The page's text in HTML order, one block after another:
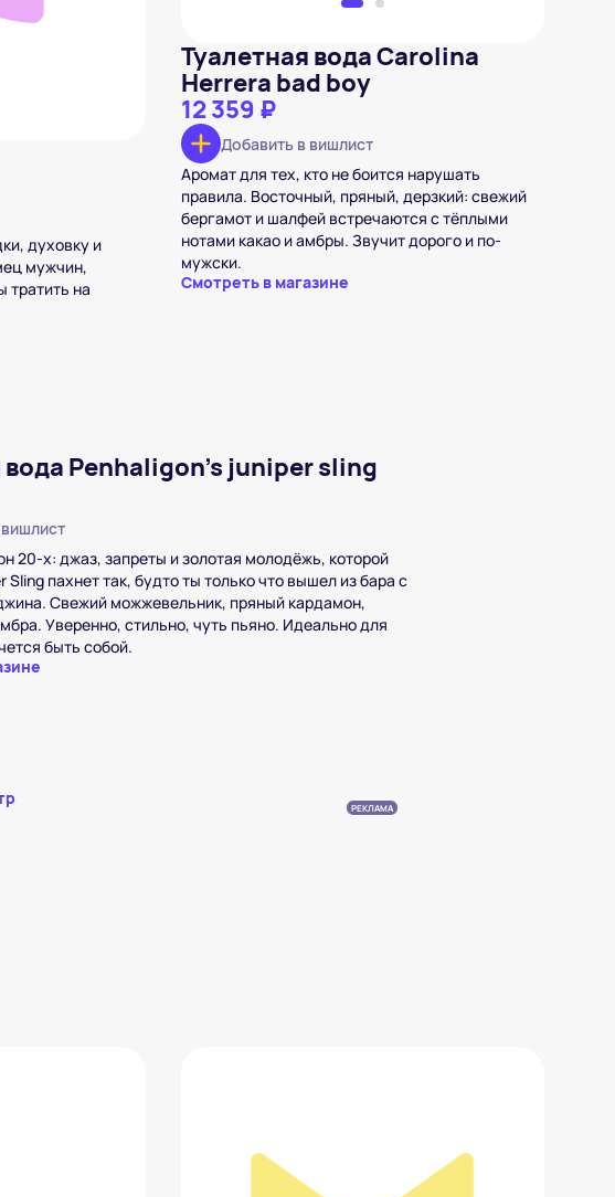
духовку и
мужчин,
тратить на
Туалетная вода Carolina
Herrera bad boy
12 359 ₽
Добавить в вишлист
Аромат для тех, кто не боится нарушать
правила. Восточный, пряный, дерзкий: свежий
бергамот и шалфей встречаются с тёплыми
нотами какао и амбры. Звучит дорого и по-
мужски.
Смотреть в магазине
вода Penhaligon's juniper sling
20-х: джаз, запреты и золотая молодёжь, которой
Sling пахнет так, будто ты только что вышел из бара с
Свежий можжевельник, пряный кардамон,
Уверенно, стильно, чуть пьяно. Идеально для
быть собой.
РЕКЛАМА